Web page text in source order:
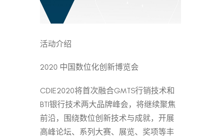
活动介绍
2020 中国数位化创新博览会
CDIE2020将首次融合GMTS行销技术和
BTI银行技术两大品牌峰会，将继续聚焦
前沿，围绕数位创新技术与成就，开展
高峰论坛、系列大赛、展览、奖项等丰